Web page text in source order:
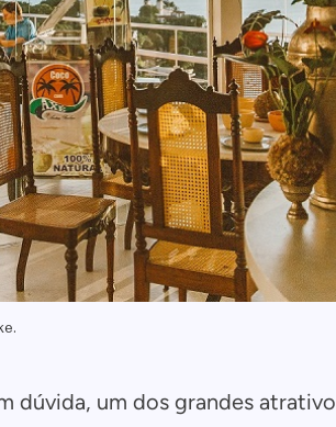
dúvida, um dos grandes